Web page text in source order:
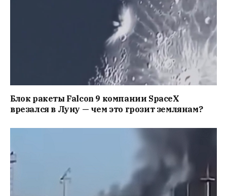
Блок ракеты Falcon 9 компании SpaceX
врезался в Луну — чем это грозит землянам?